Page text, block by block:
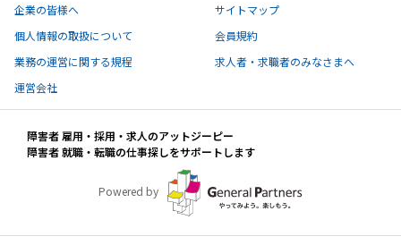
企業の皆様へ
サイトマップ
個人情報の取扱について
会員規約
業務の運営に関する規程
求人者・求職者のみなさまへ
運営会社
障害者 雇用・採用・求人のアットジーピー
障害者 就職・転職の仕事探しをサポートします
Powered by
求人検索・スカウトサービス
障害者専門の求人検索・スカウトサービス
就労移行支援サービス
障害別専門支援の就労移行支援サービス
よくある質問
メニューを閉じる